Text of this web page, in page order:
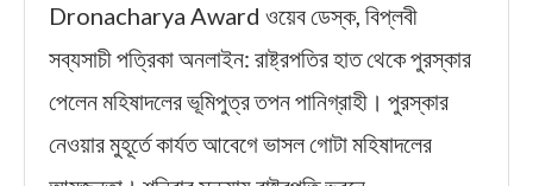
Dronacharya Award ওয়েব ডেস্ক, বিপ্লবী
সব্যসাচী পত্রিকা অনলাইন: রাষ্ট্রপতির হাত থেকে পুরস্কার
পেলেন মহিষাদলের ভূমিপুত্র তপন পানিগ্রাহী। পুরস্কার
নেওয়ার মুহূর্তে কার্যত আবেগে ভাসল গোটা মহিষাদলের